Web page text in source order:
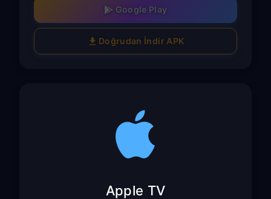
Google Play
Doğrudan İndir APK
Apple TV